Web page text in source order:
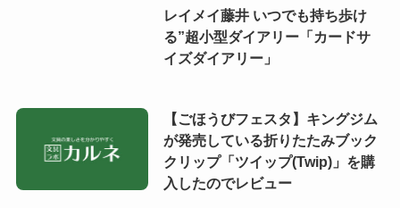
レイメイ藤井 いつでも持ち歩け
る”超小型ダイアリー「カードサ
イズダイアリー」
【ごほうびフェスタ】キングジム
が発売している折りたたみブック
クリップ「ツイップ(Twip)」を購
入したのでレビュー